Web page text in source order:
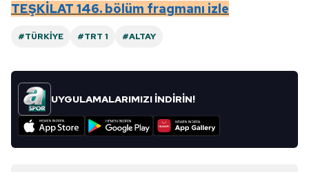
TEŞKİLAT 146. bölüm fragmanı izle
#TÜRKIYE #TRT 1 #ALTAY
UYGULAMALARIMIZI İNDİRİN!